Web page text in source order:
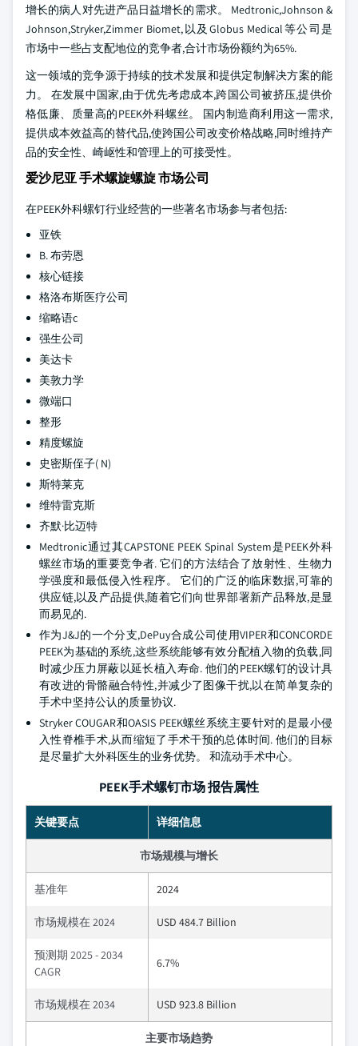
增长的病人对先进产品日益增长的需求。 Medtronic,Johnson &
Johnson,Stryker,Zimmer Biomet,以及Globus Medical等公司是
市场中一些占支配地位的竞争者,合计市场份额约为65%.
这一领域的竞争源于持续的技术发展和提供定制解决方案的能
力。 在发展中国家,由于优先考虑成本,跨国公司被挤压,提供价
格低廉、质量高的PEEK外科螺丝。 国内制造商利用这一需求,
提供成本效益高的替代品,使跨国公司改变价格战略,同时维持产
品的安全性、崎岖性和管理上的可接受性。
爱沙尼亚 手术螺旋螺旋 市场公司
在PEEK外科螺钉行业经营的一些著名市场参与者包括:
亚铁
B. 布劳恩
核心链接
格洛布斯医疗公司
缩略语c
强生公司
美达卡
美敦力学
微端口
整形
精度螺旋
史密斯侄子( N)
斯特莱克
维特雷克斯
齐默·比迈特
Medtronic通过其CAPSTONE PEEK Spinal System是PEEK外科
螺丝市场的重要竞争者. 它们的方法结合了放射性、生物力
学强度和最低侵入性程序。 它们的广泛的临床数据,可靠的
供应链,以及产品提供,随着它们向世界部署新产品释放,是显
而易见的.
作为J&J的一个分支,DePuy合成公司使用VIPER和CONCORDE
PEEK为基础的系统,这些系统能够有效分配植入物的负载,同
时减少压力屏蔽以延长植入寿命. 他们的PEEK螺钉的设计具
有改进的骨骼融合特性,并减少了图像干扰,以在简单复杂的
手术中坚持公认的质量协议.
Stryker COUGAR和OASIS PEEK螺丝系统主要针对的是最小侵
入性脊椎手术,从而缩短了手术干预的总体时间. 他们的目标
是尽量扩大外科医生的业务优势。 和流动手术中心。
PEEK手术螺钉市场 报告属性
关键要点 详细信息
市场规模与增长
基准年 2024
市场规模在 2024 USD 484.7 Billion
预测期 2025 - 2034
CAGR
6.7%
市场规模在 2034 USD 923.8 Billion
主要市场趋势